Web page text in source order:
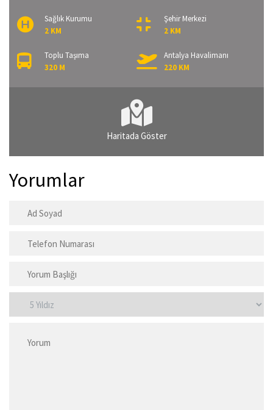
Sağlık Kurumu
2 KM
Şehir Merkezi
2 KM
Toplu Taşıma
320 M
Antalya Havalimanı
220 KM
Haritada Göster
Yorumlar